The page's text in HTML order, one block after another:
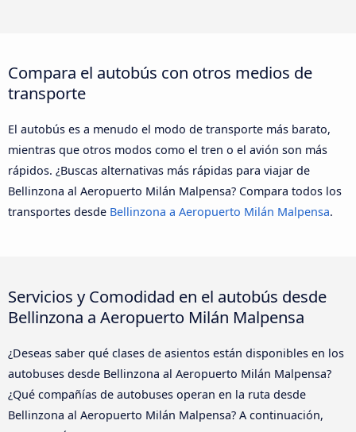
Compara el autobús con otros medios de
transporte
El autobús es a menudo el modo de transporte más barato,
mientras que otros modos como el tren o el avión son más
rápidos. ¿Buscas alternativas más rápidas para viajar de
Bellinzona al Aeropuerto Milán Malpensa? Compara todos los
transportes desde Bellinzona a Aeropuerto Milán Malpensa.
Servicios y Comodidad en el autobús desde
Bellinzona a Aeropuerto Milán Malpensa
¿Deseas saber qué clases de asientos están disponibles en los
autobuses desde Bellinzona al Aeropuerto Milán Malpensa?
¿Qué compañías de autobuses operan en la ruta desde
Bellinzona al Aeropuerto Milán Malpensa? A continuación,